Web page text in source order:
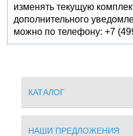
изменять текущую
дополнительного
можно по телефону: +7
КАТАЛОГ
НАШИ ПРЕДЛОЖЕНИЯ